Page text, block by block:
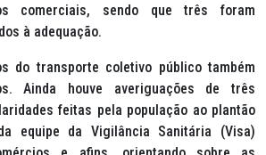
comerciais, sendo que três foram
à adequação.
do transporte coletivo público também
Ainda houve averiguações de três
feitas pela população ao plantão
equipe da Vigilância Sanitária (Visa)